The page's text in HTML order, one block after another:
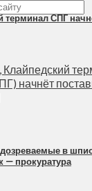
терминал СПГ
Клайпедский
начнёт
в
— прокуратура